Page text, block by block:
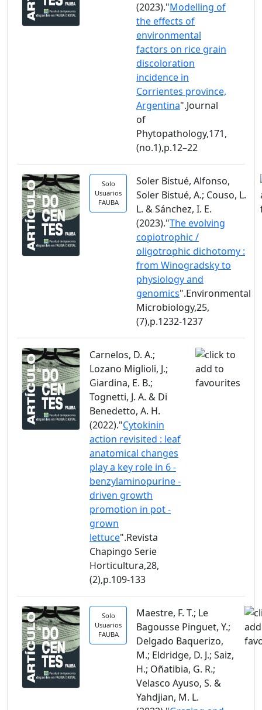
(2023)."Modelling of
the effects of
environmental
factors on rice grain
discoloration
incidence in
Corrientes province,
Argentina".Journal
of
Phytopathology,171,
(no.1),p.12–22
Solo
Usuarios
FAUBA
Soler Bistué, Alfonso,
Soler Bistué, A.; Couso, L.
L. & Sánchez, I. E.
(2023)."The evolving
copiotrophic /
oligotrophic dichotomy :
from Winogradsky to
physiology and
genomics".Environmental
Microbiology,25,
(7),p.1232-1237
Carnelos, D. A.;
Lozano Miglioli, J.;
Giardina, E. B.;
Tognetti, J. A. & Di
Benedetto, A. H.
(2022)."Cytokinin
action revisited : leaf
anatomical changes
play a key role in 6 -
benzylaminopurine -
driven growth
promotion in pot -
grown
lettuce".Revista
Chapingo Serie
Horticultura,28,
(2),p.109-133
Solo
Usuarios
FAUBA
Maestre, F. T.; Le
Bagousse Pinguet, Y.;
Delgado Baquerizo,
M.; Eldridge, D. J.; Saiz,
H.; Oñatibia, G. R.;
Velasco Ayuso, S. &
Yahdjian, M. L.